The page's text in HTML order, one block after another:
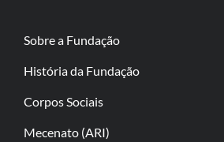
Sobre a Fundação
História da Fundação
Corpos Sociais
Mecenato (ARI)